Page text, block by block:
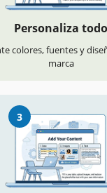
Personaliza todo
colores, fuentes y
marca
3